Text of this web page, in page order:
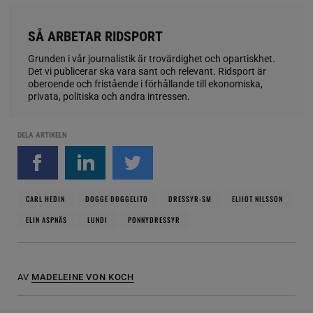
SÅ ARBETAR RIDSPORT
Grunden i vår journalistik är trovärdighet och opartiskhet.
Det vi publicerar ska vara sant och relevant. Ridsport är
oberoende och fristående i förhållande till ekonomiska,
privata, politiska och andra intressen.
DELA ARTIKELN
CARL HEDIN DOGGE DOGGELITO DRESSYR-SM
ELIIOT NILSSON
ELIN ASPNÄS
LUNDI PONNYDRESSYR
AV MADELEINE VON KOCH